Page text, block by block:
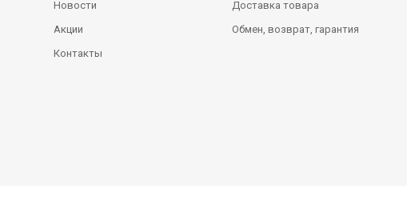
Новости
Акции
Контакты
Доставка товара
Обмен, возврат, гарантия